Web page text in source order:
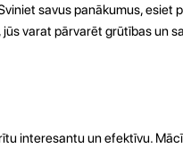
savus panākumus, esiet
varat pārvarēt grūtības un
interesantu un efektīvu.